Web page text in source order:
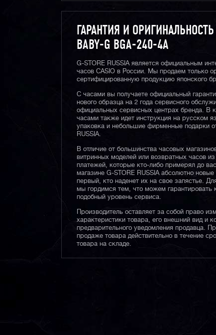
ГАРАНТИЯ И ОРИГИНАЛЬНОСТЬ
BABY-G BGA-240-4A
G-STORE RUSSIA является официальным
часов CASIO в России. Мы продаем только
сертифицированную продукцию японского
С часами вы получаете официальный
нового образца на 2 года сервисного
официальных сервисных центрах бренда. В
часами также идет инструкция на русском
упаковка и небольшие фирменные подарки
RUSSIA.
В отличие от большинства часовых
витринных моделей или возвратных часов
платежей, которые кто-либо примерял до
магазине G-STORE RUSSIA абсолютно
первый, кто наденет их на свое запястье.
мы гордимся тем, что можем гарантировать
подобный уровень сервиса.
Производитель оставляет за собой право
характеристики товара, его внешний вид и
предварительного уведомления продавца.
продаже товара действительно в течение
товара на складе.